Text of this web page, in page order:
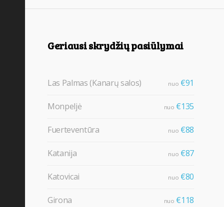
Geriausi skrydžių pasiūlymai
Las Palmas (Kanarų salos) nuo €91
Monpeljė nuo €135
Fuerteventūra nuo €88
Katanija nuo €87
Katovicai nuo €80
Girona nuo €118